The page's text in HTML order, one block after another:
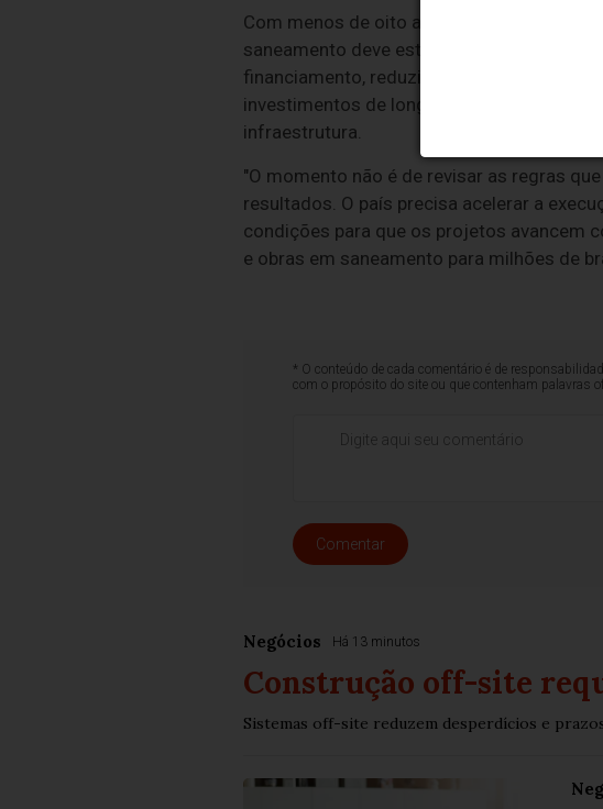
Com menos de oito anos até o prazo
saneamento deve estar na execução dos
financiamento, reduzir entraves que
investimentos de longo prazo são fatores
infraestrutura.
"O momento não é de revisar as regras
resultados. O país precisa acelerar a
condições para que os projetos avancem
e obras em saneamento para milhões de
* O conteúdo de cada comentário é de
com o propósito do site ou que contenham palavras
Comentar
Negócios Há 13 minutos
Construção off-site
Sistemas off-site reduzem desperdícios e